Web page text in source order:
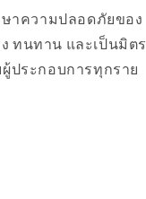
าความปลอดภัยของ
ทนทาน และเป็นมิตร
ประกอบการทุกราย